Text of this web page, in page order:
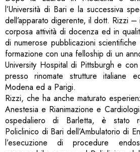
l’Università di Bari e la successiva
dell’apparato digerente, il dott. Rizzi
corposa attività di docenza ed in
di numerose pubblicazioni
formazione con una felloship di un
University Hospital di Pittsburgh e
presso rinomate strutture italiane
Modena ed a Parigi.
Rizzi, che ha anche maturato
Anestesia e Rianimazione e
ospedaliero di Barletta, è stato
Policlinico di Bari dell’Ambulatorio di
l’esecuzione di procedure